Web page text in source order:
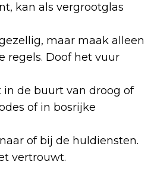
kan als vergrootglas
maar maak alleen
regels. Doof het vuur
de buurt van droog of
of in bosrijke
of bij de huldiensten.
vertrouwt.